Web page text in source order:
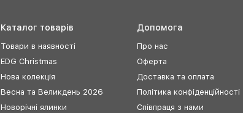
Каталог товарів
Товари в наявності
EDG Christmas
Нова колекція
Весна та Великдень 2026
Новорічні ялинки
Допомога
Про нас
Оферта
Доставка та оплата
Політика конфіденційності
Співпраця з нами